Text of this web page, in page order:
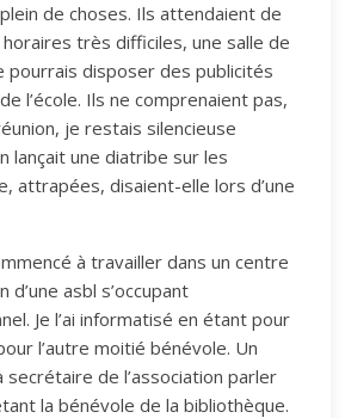
plein de choses. Ils attendaient de
horaires très difficiles, une salle de
pourrais disposer des publicités
l’école. Ils ne comprenaient pas,
je restais silencieuse
lançait une diatribe sur les
attrapées, disaient-elle lors d’une
à travailler dans un centre
asbl s’occupant
Je l’ai informatisé en étant pour
l’autre moitié bénévole. Un
secrétaire de l’association parler
la bénévole de la bibliothèque.